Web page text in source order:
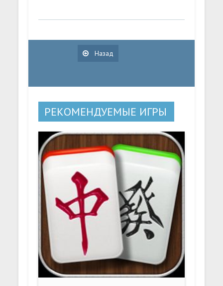
Назад
РЕКОМЕНДУЕМЫЕ ИГРЫ